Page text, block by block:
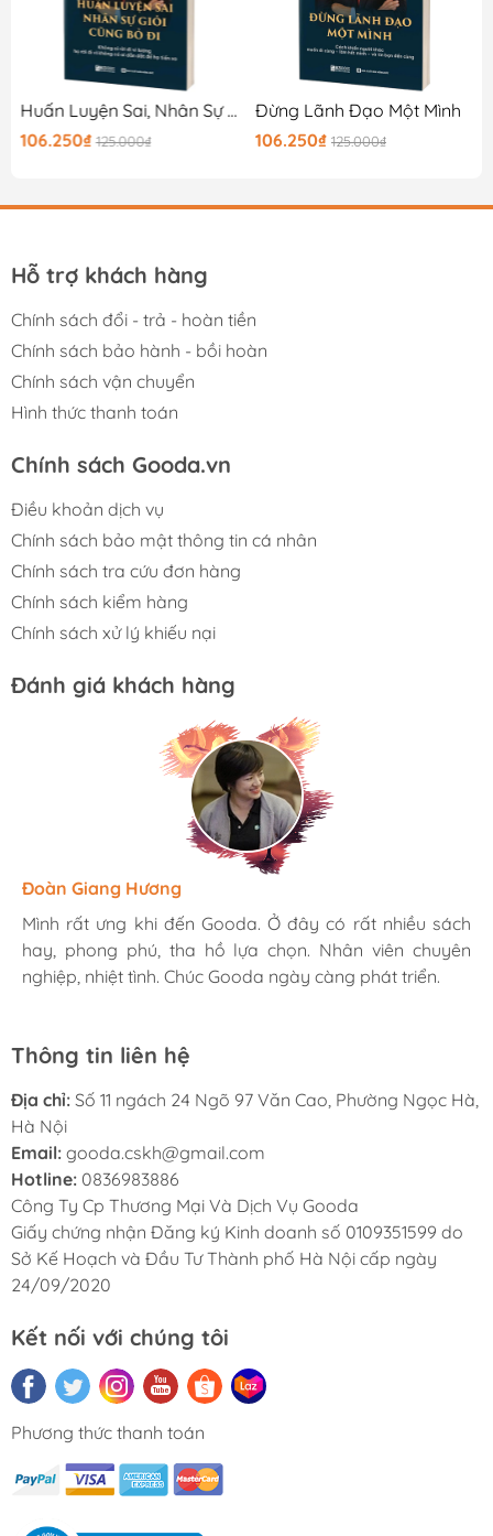
Huấn Luyện Sai, Nhân Sự Giỏi Cũng Bỏ Đi
106.250₫ 125.000₫
Đừng Lãnh Đạo Một Mình
106.250₫ 125.000₫
Hỗ trợ khách hàng
Chính sách đổi - trả - hoàn tiền
Chính sách bảo hành - bồi hoàn
Chính sách vận chuyển
Hình thức thanh toán
Chính sách Gooda.vn
Điều khoản dịch vụ
Chính sách bảo mật thông tin cá nhân
Chính sách tra cứu đơn hàng
Chính sách kiểm hàng
Chính sách xử lý khiếu nại
Đánh giá khách hàng
Hương Suri
Mình rất ưng khi đến Gooda. Ở đây có rất nhiều sách
hay, phong phú, tha hồ lựa chọn. Nhân viên chuyên
nghiệp, nhiệt tình. Chúc Gooda ngày càng phát triển.
Đoàn Giang Hương
Mình rất ưng khi đến Gooda. Ở đây có rất nhiều sách
hay, phong phú, tha hồ lựa chọn. Nhân viên chuyên
nghiệp, nhiệt tình. Chúc Gooda ngày càng phát triển.
Ngọc Anh
Mình rất ưng khi đến Gooda. Ở đây có rất nhiều sách
hay, phong phú, tha hồ lựa chọn. Nhân viên chuyên
nghiệp, nhiệt tình. Chúc Gooda ngày càng phát triển.
Thông tin liên hệ
Địa chỉ: Số 11 ngách 24 Ngõ 97 Văn Cao, Phường Ngọc Hà,
Hà Nội
Email: gooda.cskh@gmail.com
Hotline: 0836983886
Công Ty Cp Thương Mại Và Dịch Vụ Gooda
Giấy chứng nhận Đăng ký Kinh doanh số 0109351599 do
Sở Kế Hoạch và Đầu Tư Thành phố Hà Nội cấp ngày
24/09/2020
Kết nối với chúng tôi
Phương thức thanh toán